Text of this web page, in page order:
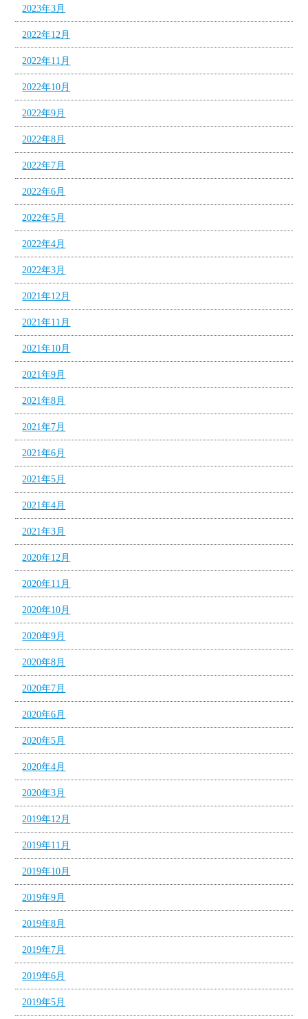
2023年3月
2022年12月
2022年11月
2022年10月
2022年9月
2022年8月
2022年7月
2022年6月
2022年5月
2022年4月
2022年3月
2021年12月
2021年11月
2021年10月
2021年9月
2021年8月
2021年7月
2021年6月
2021年5月
2021年4月
2021年3月
2020年12月
2020年11月
2020年10月
2020年9月
2020年8月
2020年7月
2020年6月
2020年5月
2020年4月
2020年3月
2019年12月
2019年11月
2019年10月
2019年9月
2019年8月
2019年7月
2019年6月
2019年5月